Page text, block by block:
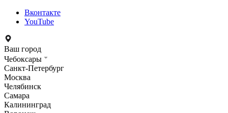
Вконтакте
YouTube
Ваш город
Чебоксары
Санкт-Петербург
Москва
Челябинск
Самара
Калининград